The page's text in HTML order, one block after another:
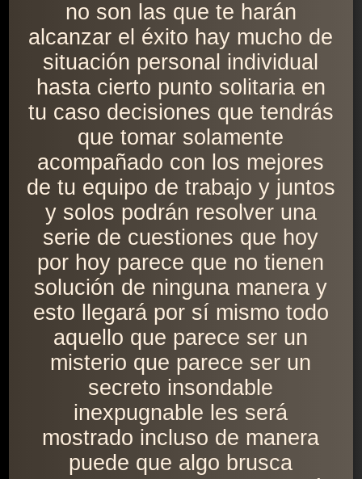
no son las que te harán
alcanzar el éxito hay mucho de
situación personal individual
hasta cierto punto solitaria en
tu caso decisiones que tendrás
que tomar solamente
acompañado con los mejores
de tu equipo de trabajo y juntos
y solos podrán resolver una
serie de cuestiones que hoy
por hoy parece que no tienen
solución de ninguna manera y
esto llegará por sí mismo todo
aquello que parece ser un
misterio que parece ser un
secreto insondable
inexpugnable les será
mostrado incluso de manera
puede que algo brusca